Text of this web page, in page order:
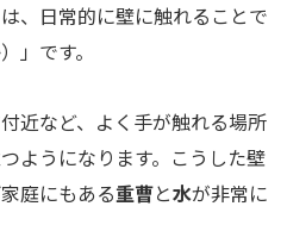
、日常的に壁に触れることで
」です。
近など、よく手が触れる場所
ようになります。こうした壁
庭にもある重曹と水が非常に